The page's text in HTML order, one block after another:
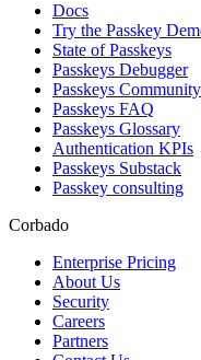
Docs
Try the Passkey
State of Passkeys
Passkeys Debugger
Passkeys Community
Passkeys FAQ
Passkeys Glossary
Authentication KPIs
Passkeys Substack
Passkey consulting
Corbado
Enterprise Pricing
About Us
Security
Careers
Partners